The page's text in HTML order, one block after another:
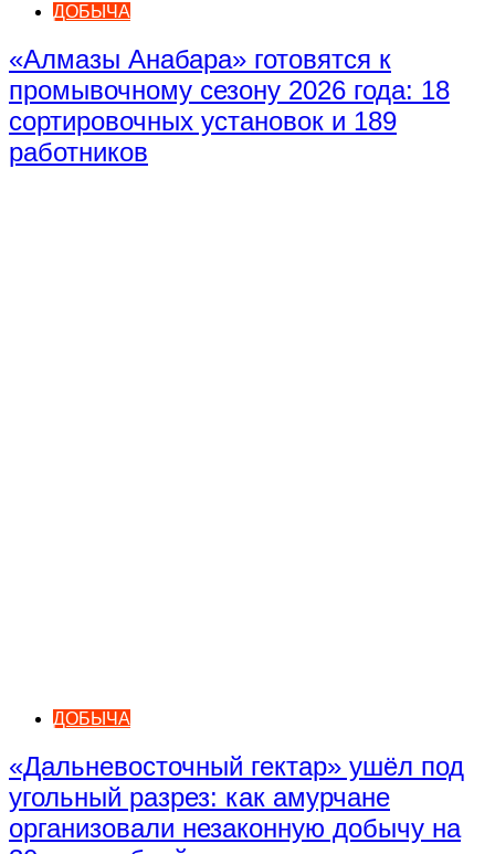
ДОБЫЧА
«Алмазы Анабара» готовятся к
промывочному сезону 2026 года: 18
сортировочных установок и 189
работников
ДОБЫЧА
«Дальневосточный гектар» ушёл под
угольный разрез: как амурчане
организовали незаконную добычу на